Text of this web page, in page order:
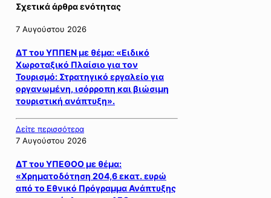
Σχετικά άρθρα ενότητας
7 Αυγούστου 2026
ΔΤ του ΥΠΠΕΝ με θέμα: «Ειδικό
Χωροταξικό Πλαίσιο για τον
Τουρισμό: Στρατηγικό εργαλείο για
οργανωμένη, ισόρροπη και βιώσιμη
τουριστική ανάπτυξη».
Δείτε περισσότερα
7 Αυγούστου 2026
ΔΤ του ΥΠΕΘΟΟ με θέμα:
«Χρηματοδότηση 204,6 εκατ. ευρώ
από το Εθνικό Πρόγραμμα Ανάπτυξης